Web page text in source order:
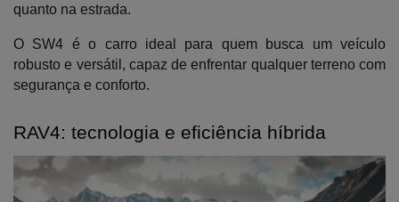
quanto na estrada.
O SW4 é o carro ideal para quem busca um veículo
robusto e versátil, capaz de enfrentar qualquer terreno com
segurança e conforto.
RAV4: tecnologia e eficiência híbrida